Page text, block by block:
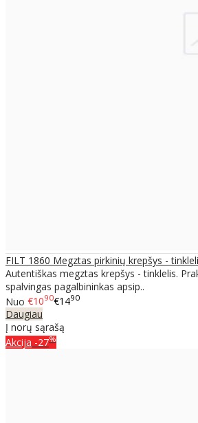
FILT 1860 Megztas pirkinių krepšys -
Autentiškas megztas krepšys - tinklelis.
spalvingas pagalbininkas apsip..
Nuo €1090€1490
Daugiau
Į norų sąrašą
Akcija -27%